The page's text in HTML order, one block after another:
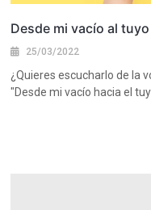
Desde mi vacío al tuyo
25/03/2022
¿Quieres escucharlo de la
"Desde mi vacío hacia el